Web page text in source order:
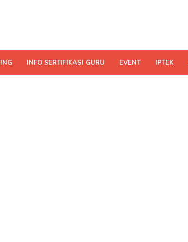
INFO SERTIFIKASI GURU EVENT IPTEK